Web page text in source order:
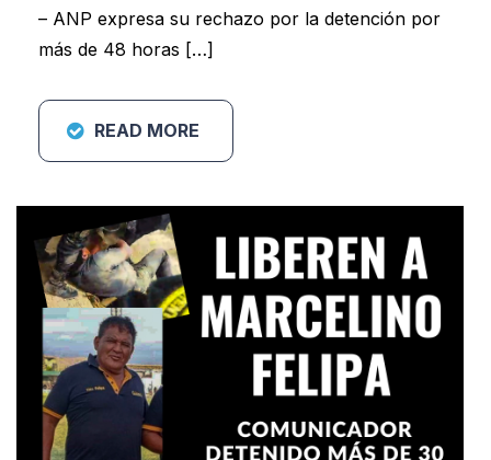
– ANP expresa su rechazo por la detención por
más de 48 horas […]
READ MORE